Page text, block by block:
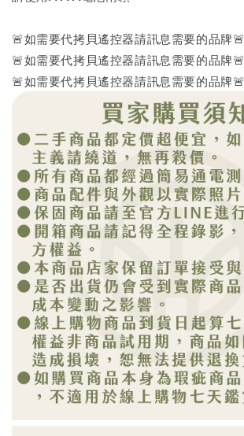
🚨如需要代拷貝遙控器請訊息需要的品牌🚨
🚨如需要代拷貝遙控器請訊息需要的品牌🚨
🚨如需要代拷貝遙控器請訊息需要的品牌🚨